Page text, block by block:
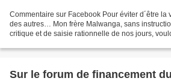
Commentaire sur Facebook Pour éviter d´être la
des autres… Mon frère Malwanga, sans
critique et de saisie rationnelle de nos jours,
Sur le forum de financement